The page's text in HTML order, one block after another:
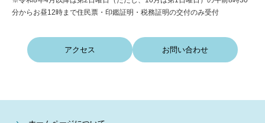
分からお昼12時まで住民票・印鑑証明・税務証明の交付のみ受付
アクセス お問い合わせ